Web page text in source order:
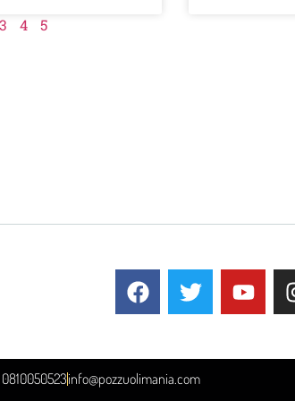
3 4 5
info@pozzuolimania.com